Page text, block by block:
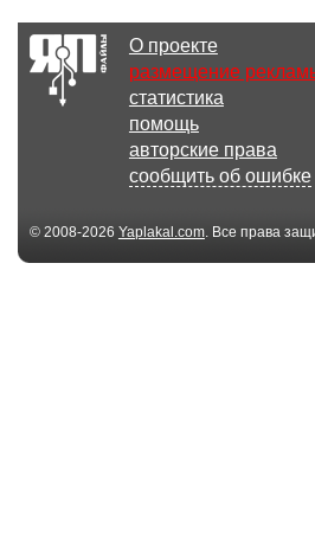
О проекте
размещение
статистика
помощь
авторские права
сообщить об ошибке
© 2008-2026 Yaplakal.com. Все права